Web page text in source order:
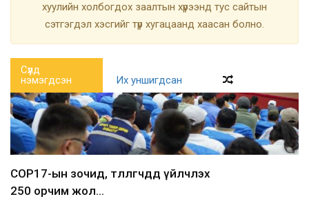
хуулийн холбогдох заалтын хүрээнд тус сайтын
сэтгэгдэл хэсгийг түр хугацаанд хаасан болно.
Сүүлд
нэмэгдсэн
Их уншигдсан
COP17-ын зочид, төлөөлөгчдөд үйлчлэх
250 орчим жол...